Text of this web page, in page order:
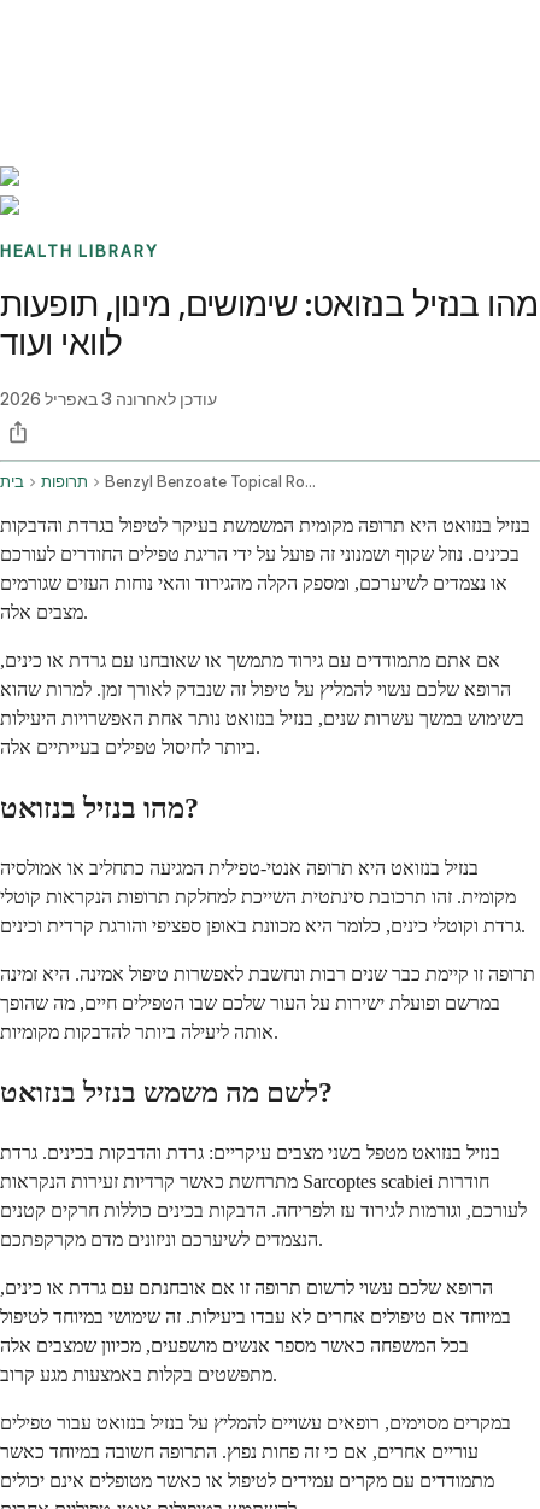
HEALTH LIBRARY
מהו בנזיל בנזואט: שימושים, מינון, תופעות
לוואי ועוד
עודכן לאחרונה 3 באפריל 2026
בית תרופות Benzyl Benzoate Topical Route
בנזיל בנזואט היא תרופה מקומית המשמשת בעיקר לטיפול בגרדת והדבקות
בכינים. נוזל שקוף ושמנוני זה פועל על ידי הריגת טפילים החודרים לעורכם
או נצמדים לשיערכם, ומספק הקלה מהגירוד והאי נוחות העזים שגורמים
מצבים אלה.
אם אתם מתמודדים עם גירוד מתמשך או שאובחנו עם גרדת או כינים,
הרופא שלכם עשוי להמליץ על טיפול זה שנבדק לאורך זמן. למרות שהוא
בשימוש במשך עשרות שנים, בנזיל בנזואט נותר אחת האפשרויות היעילות
ביותר לחיסול טפילים בעייתיים אלה.
מהו בנזיל בנזואט?
בנזיל בנזואט היא תרופה אנטי-טפילית המגיעה כתחליב או אמולסיה
מקומית. זהו תרכובת סינתטית השייכת למחלקת תרופות הנקראות קוטלי
גרדת וקוטלי כינים, כלומר היא מכוונת באופן ספציפי והורגת קרדית וכינים.
תרופה זו קיימת כבר שנים רבות ונחשבת לאפשרות טיפול אמינה. היא זמינה
במרשם ופועלת ישירות על העור שלכם שבו הטפילים חיים, מה שהופך
אותה ליעילה ביותר להדבקות מקומיות.
לשם מה משמש בנזיל בנזואט?
בנזיל בנזואט מטפל בשני מצבים עיקריים: גרדת והדבקות בכינים. גרדת
מתרחשת כאשר קרדיות זעירות הנקראות Sarcoptes scabiei חודרות
לעורכם, וגורמות לגירוד עז ולפריחה. הדבקות בכינים כוללות חרקים קטנים
הנצמדים לשיערכם וניזונים מדם מקרקפתכם.
הרופא שלכם עשוי לרשום תרופה זו אם אובחנתם עם גרדת או כינים,
במיוחד אם טיפולים אחרים לא עבדו ביעילות. זה שימושי במיוחד לטיפול
בכל המשפחה כאשר מספר אנשים מושפעים, מכיוון שמצבים אלה
מתפשטים בקלות באמצעות מגע קרוב.
במקרים מסוימים, רופאים עשויים להמליץ על בנזיל בנזואט עבור טפילים
עוריים אחרים, אם כי זה פחות נפוץ. התרופה חשובה במיוחד כאשר
מתמודדים עם מקרים עמידים לטיפול או כאשר מטופלים אינם יכולים